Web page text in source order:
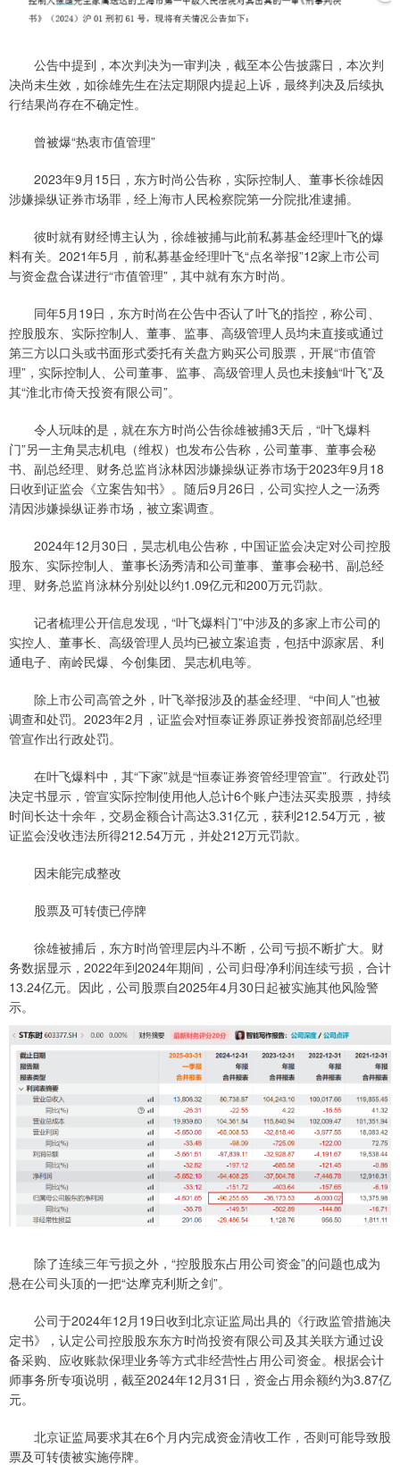
公告中提到，本次判决为一审判决，截至本公告披露日，本次判
决尚未生效，如徐雄先生在法定期限内提起上诉，最终判决及后续执
行结果尚存在不确定性。
曾被爆“热衷市值管理”
2023年9月15日，东方时尚公告称，实际控制人、董事长徐雄因
涉嫌操纵证券市场罪，经上海市人民检察院第一分院批准逮捕。
彼时就有财经博主认为，徐雄被捕与此前私募基金经理叶飞的爆
料有关。2021年5月，前私募基金经理叶飞“点名举报”12家上市公司
与资金盘合谋进行“市值管理”，其中就有东方时尚。
同年5月19日，东方时尚在公告中否认了叶飞的指控，称公司、
控股股东、实际控制人、董事、监事、高级管理人员均未直接或通过
第三方以口头或书面形式委托有关盘方购买公司股票，开展“市值管
理”，实际控制人、公司董事、监事、高级管理人员也未接触“叶飞”及
其“淮北市倚天投资有限公司”。
令人玩味的是，就在东方时尚公告徐雄被捕3天后，“叶飞爆料
门”另一主角昊志机电（维权）也发布公告称，公司董事、董事会秘
书、副总经理、财务总监肖泳林因涉嫌操纵证券市场于2023年9月18
日收到证监会《立案告知书》。随后9月26日，公司实控人之一汤秀
清因涉嫌操纵证券市场，被立案调查。
2024年12月30日，昊志机电公告称，中国证监会决定对公司控股
股东、实际控制人、董事长汤秀清和公司董事、董事会秘书、副总经
理、财务总监肖泳林分别处以约1.09亿元和200万元罚款。
记者梳理公开信息发现，“叶飞爆料门”中涉及的多家上市公司的
实控人、董事长、高级管理人员均已被立案追责，包括中源家居、利
通电子、南岭民爆、今创集团、昊志机电等。
除上市公司高管之外，叶飞举报涉及的基金经理、“中间人”也被
调查和处罚。2023年2月，证监会对恒泰证券原证券投资部副总经理
管宣作出行政处罚。
在叶飞爆料中，其“下家”就是“恒泰证券资管经理管宣”。行政处罚
决定书显示，管宣实际控制使用他人总计6个账户违法买卖股票，持续
时间长达十余年，交易金额合计高达3.31亿元，获利212.54万元，被
证监会没收违法所得212.54万元，并处212万元罚款。
因未能完成整改
股票及可转债已停牌
徐雄被捕后，东方时尚管理层内斗不断，公司亏损不断扩大。财
务数据显示，2022年到2024年期间，公司归母净利润连续亏损，合计
13.24亿元。因此，公司股票自2025年4月30日起被实施其他风险警
示。
除了连续三年亏损之外，“控股股东占用公司资金”的问题也成为
悬在公司头顶的一把“达摩克利斯之剑”。
公司于2024年12月19日收到北京证监局出具的《行政监管措施决
定书》，认定公司控股股东东方时尚投资有限公司及其关联方通过设
备采购、应收账款保理业务等方式非经营性占用公司资金。根据会计
师事务所专项说明，截至2024年12月31日，资金占用余额约为3.87亿
元。
北京证监局要求其在6个月内完成资金清收工作，否则可能导致股
票及可转债被实施停牌。